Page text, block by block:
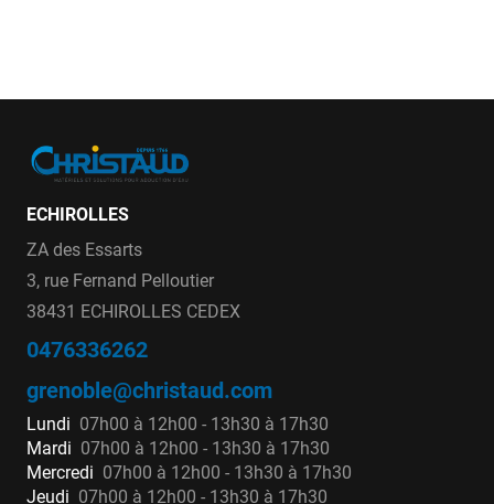
ECHIROLLES
ZA des Essarts
3, rue Fernand Pelloutier
38431 ECHIROLLES CEDEX
0476336262
grenoble@christaud.com
Lundi 07h00 à 12h00 - 13h30 à 17h30
Mardi 07h00 à 12h00 - 13h30 à 17h30
Mercredi 07h00 à 12h00 - 13h30 à 17h30
Jeudi 07h00 à 12h00 - 13h30 à 17h30